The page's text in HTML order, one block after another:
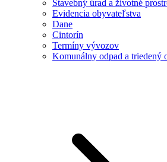
Stavebný úrad a životné
Evidencia obyvateľstva
Dane
Cintorín
Termíny vývozov
Komunálny odpad a triedený